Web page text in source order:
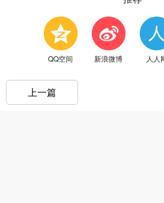
QQ空间 新浪微博 人人
上一篇